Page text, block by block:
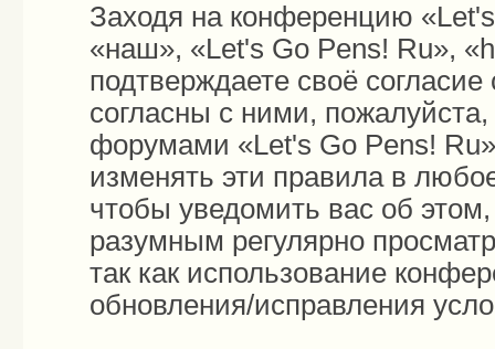
Заходя на конференцию
«наш», «Let's Go Pens! Ru»,
подтверждаете своё
согласны с ними,
форумами «Let's Go Pens!
изменять эти правила в
чтобы уведомить вас об
разумным регулярно
так как использование
обновления/исправления